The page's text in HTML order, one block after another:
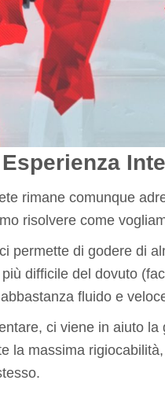
Esperienza
rimane comunque
risolvere come
permette di godere di
difficile del dovuto
fluido e
ci viene in aiuto
la massima